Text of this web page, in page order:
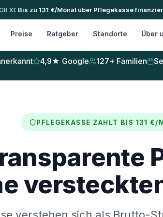
XI: Bis zu 131 €/Monat über Pflegekasse
Preise Ratgeber Standorte Über
4,9★ Google 127+ Familien
PFLEGEKASSE ZAHLT BIS 131 €/
verstehen sich als Brutto-